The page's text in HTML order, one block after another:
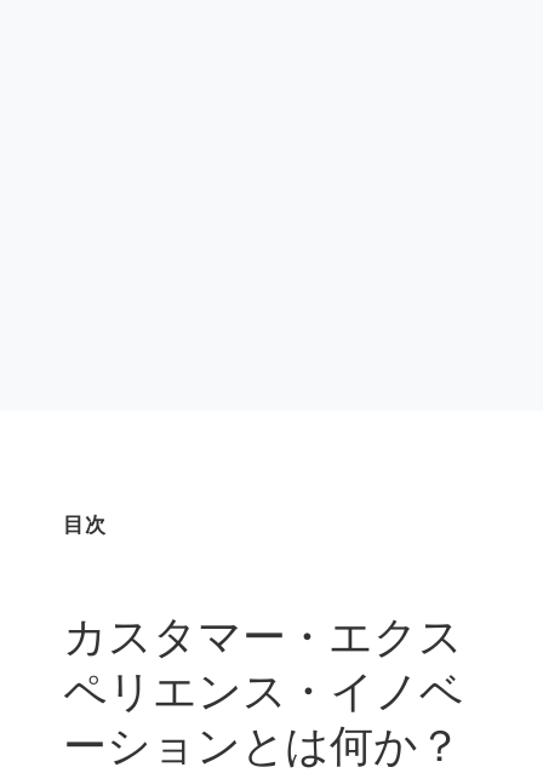
目次
カスタマー・エクス
ペリエンス・イノベ
ーションとは何か？